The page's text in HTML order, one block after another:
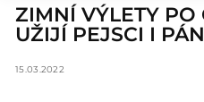
g
s
Z
ZIMNÍ VÝLETY PO
UŽIJÍ PEJSCI I
15.03.2022